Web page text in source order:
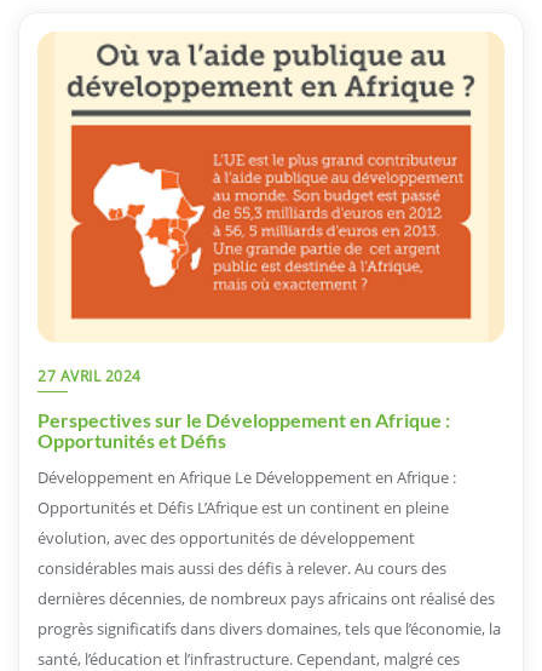
27 AVRIL 2024
Perspectives sur le Développement en Afrique :
Opportunités et Défis
Développement en Afrique Le Développement en Afrique :
Opportunités et Défis L’Afrique est un continent en pleine
évolution, avec des opportunités de développement
considérables mais aussi des défis à relever. Au cours des
dernières décennies, de nombreux pays africains ont réalisé des
progrès significatifs dans divers domaines, tels que l’économie, la
santé, l’éducation et l’infrastructure. Cependant, malgré ces